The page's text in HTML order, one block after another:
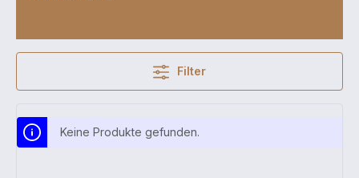
Filter
Keine Produkte gefunden.